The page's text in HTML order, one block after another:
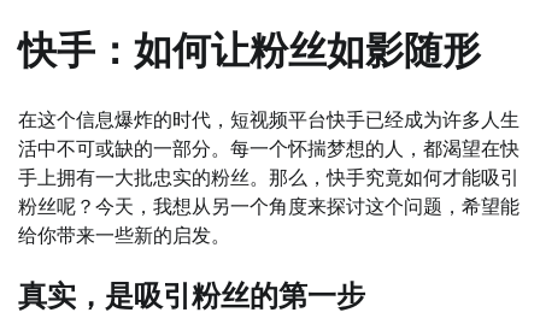
快手：如何让粉丝如影随形
在这个信息爆炸的时代，短视频平台快手已经成为许多人生
活中不可或缺的一部分。每一个怀揣梦想的人，都渴望在快
手上拥有一大批忠实的粉丝。那么，快手究竟如何才能吸引
粉丝呢？今天，我想从另一个角度来探讨这个问题，希望能
给你带来一些新的启发。
真实，是吸引粉丝的第一步